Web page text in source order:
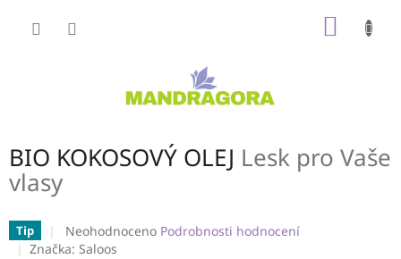
BIO KOKOSOVÝ OLEJ Lesk pro Vaše
vlasy
Tip
Průměrné
hodnocení
Neohodnoceno Podrobnosti hodnocení
Značka: Saloos